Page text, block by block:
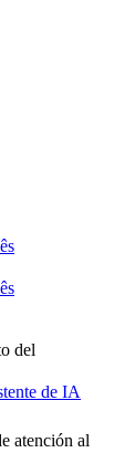
del
de IA
atención al